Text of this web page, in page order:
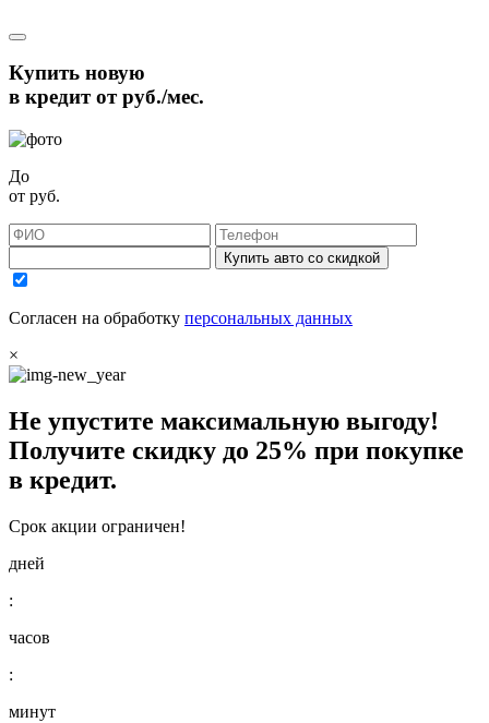
Купить новую
в кредит отруб./мес.
До
от руб.
Купить авто со скидкой
Согласен на обработку персональных данных
×
Не упустите максимальную выгоду!
Получите скидку до 25% при покупке
в кредит.
Срок акции ограничен!
дней
:
часов
:
минут